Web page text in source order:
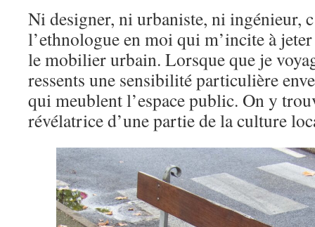
Ni designer, ni urbaniste, ni ingénieur,
l’ethnologue en moi qui m’incite à
le mobilier urbain. Lorsque que je
ressents une sensibilité particulière
qui meublent l’espace public. On y
révélatrice d’une partie de la culture